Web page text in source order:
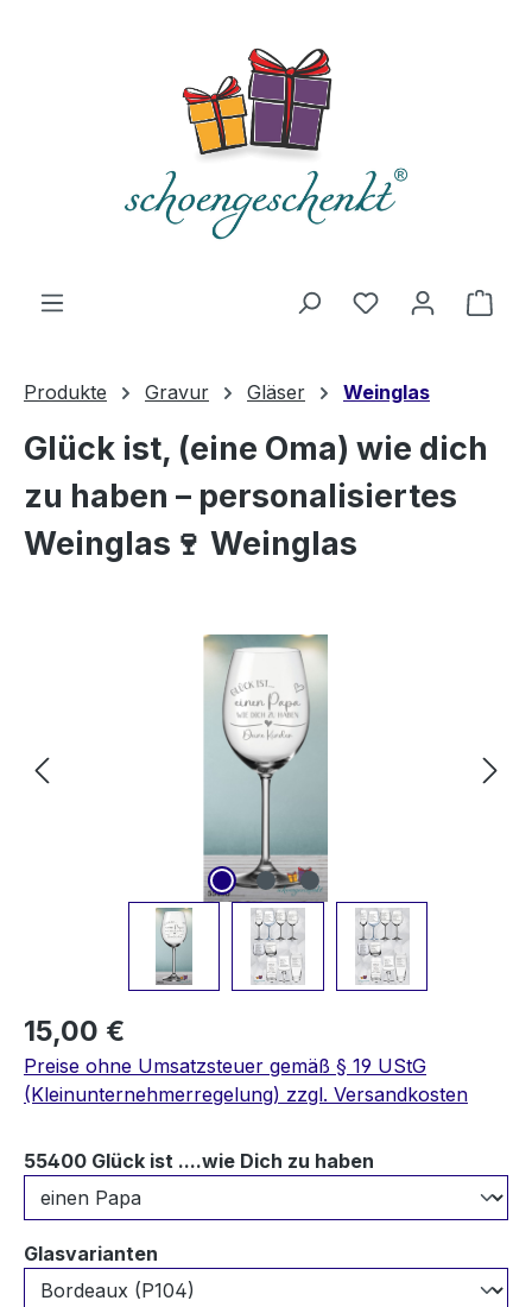
Du hast 0
Produkte Gravur Gläser Weinglas
Glück ist, (eine Oma) wie dich
zu haben – personalisiertes
Weinglas🍷 Weinglas
Bildergalerie überspringen
15,00 €
Preise ohne Umsatzsteuer gemäß § 19 UStG
(Kleinunternehmerregelung) zzgl. Versandkosten
55400 Glück ist ....wie Dich zu haben
Glasvarianten